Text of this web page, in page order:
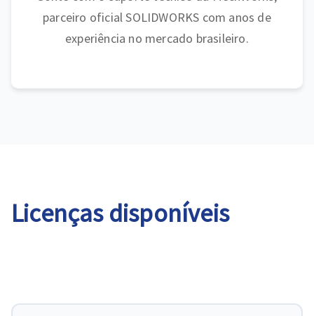
parceiro oficial SOLIDWORKS com anos de
experiência no mercado brasileiro.
Licenças disponíveis